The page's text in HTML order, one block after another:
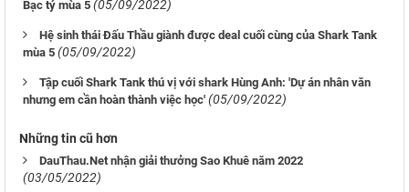
Bạc tỷ mùa 5 (05/09/2022)
Hệ sinh thái Đấu Thầu giành được deal cuối cùng của Shark Tank
mùa 5 (05/09/2022)
Tập cuối Shark Tank thú vị với shark Hùng Anh: 'Dự án nhân văn
nhưng em cần hoàn thành việc học' (05/09/2022)
Những tin cũ hơn
DauThau.Net nhận giải thưởng Sao Khuê năm 2022
(03/05/2022)